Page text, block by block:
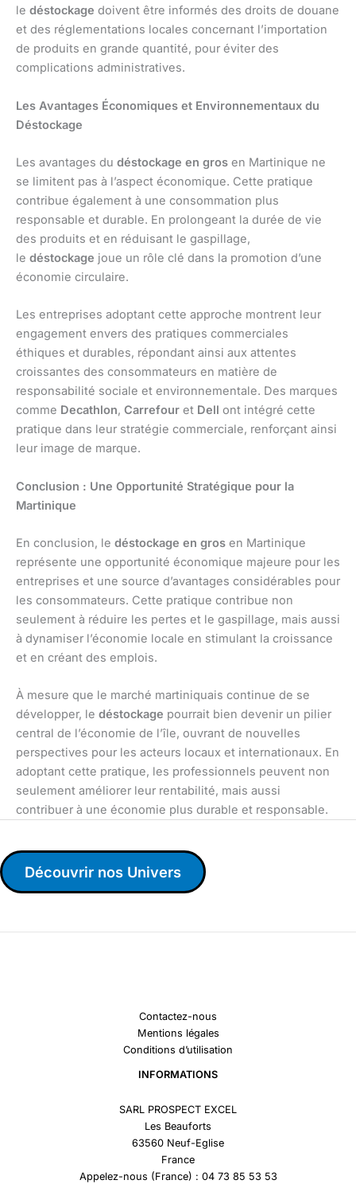
le déstockage doivent être informés des droits de douane
et des réglementations locales concernant l’importation
de produits en grande quantité, pour éviter des
complications administratives.
Les Avantages Économiques et Environnementaux du
Déstockage
Les avantages du déstockage en gros en Martinique ne
se limitent pas à l’aspect économique. Cette pratique
contribue également à une consommation plus
responsable et durable. En prolongeant la durée de vie
des produits et en réduisant le gaspillage,
le déstockage joue un rôle clé dans la promotion d’une
économie circulaire.
Les entreprises adoptant cette approche montrent leur
engagement envers des pratiques commerciales
éthiques et durables, répondant ainsi aux attentes
croissantes des consommateurs en matière de
responsabilité sociale et environnementale. Des marques
comme Decathlon, Carrefour et Dell ont intégré cette
pratique dans leur stratégie commerciale, renforçant ainsi
leur image de marque.
Conclusion : Une Opportunité Stratégique pour la
Martinique
En conclusion, le déstockage en gros en Martinique
représente une opportunité économique majeure pour les
entreprises et une source d’avantages considérables pour
les consommateurs. Cette pratique contribue non
seulement à réduire les pertes et le gaspillage, mais aussi
à dynamiser l’économie locale en stimulant la croissance
et en créant des emplois.
À mesure que le marché martiniquais continue de se
développer, le déstockage pourrait bien devenir un pilier
central de l’économie de l’île, ouvrant de nouvelles
perspectives pour les acteurs locaux et internationaux. En
adoptant cette pratique, les professionnels peuvent non
seulement améliorer leur rentabilité, mais aussi
contribuer à une économie plus durable et responsable.
Découvrir nos Univers
Contactez-nous
Mentions légales
Conditions d’utilisation
INFORMATIONS
SARL PROSPECT EXCEL
Les Beauforts
63560 Neuf-Eglise
France
Appelez-nous (France) : 04 73 85 53 53